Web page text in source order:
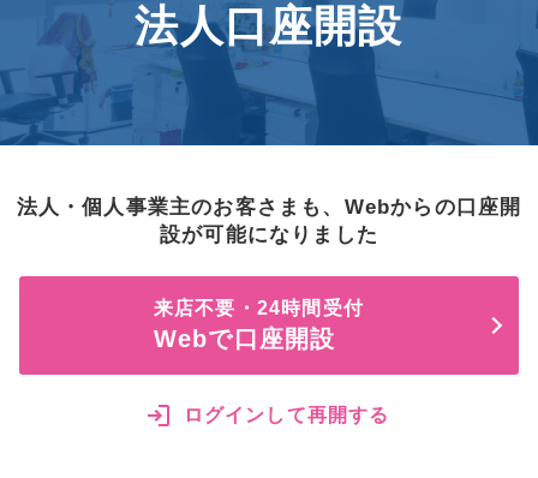
法人口座開設
法人・個人事業主のお客さまも、Webからの口座開
設が可能になりました
来店不要・24時間受付
Webで口座開設
ログインして再開する